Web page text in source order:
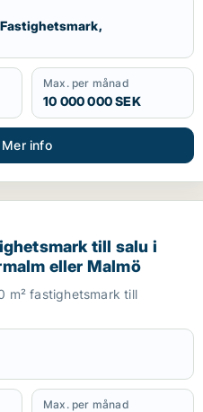
Max. per månad
10 000 000 SEK
Mer info
till salu i
till salu i
eller Malmö
m² fastighetsmark till
Max. per månad